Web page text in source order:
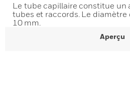
Le tube capillaire constitue un
tubes et raccords. Le diamètre
10 mm.
Aperçu